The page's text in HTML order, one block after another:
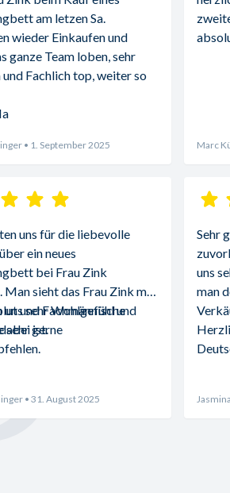
am letzen Sa.
wieder Einkaufen und
ganze Team loben, sehr
Fachlich top, weiter so
• 1. September 2025
uns für die liebevolle
ein neues
bei Frau Zink
Man sieht das Frau Zink mit
und Fachmännische
ist.
uns sehr Wohlgefühl und
sehr gerne
• 31. August 2025
Marc
Sehr
uns
man